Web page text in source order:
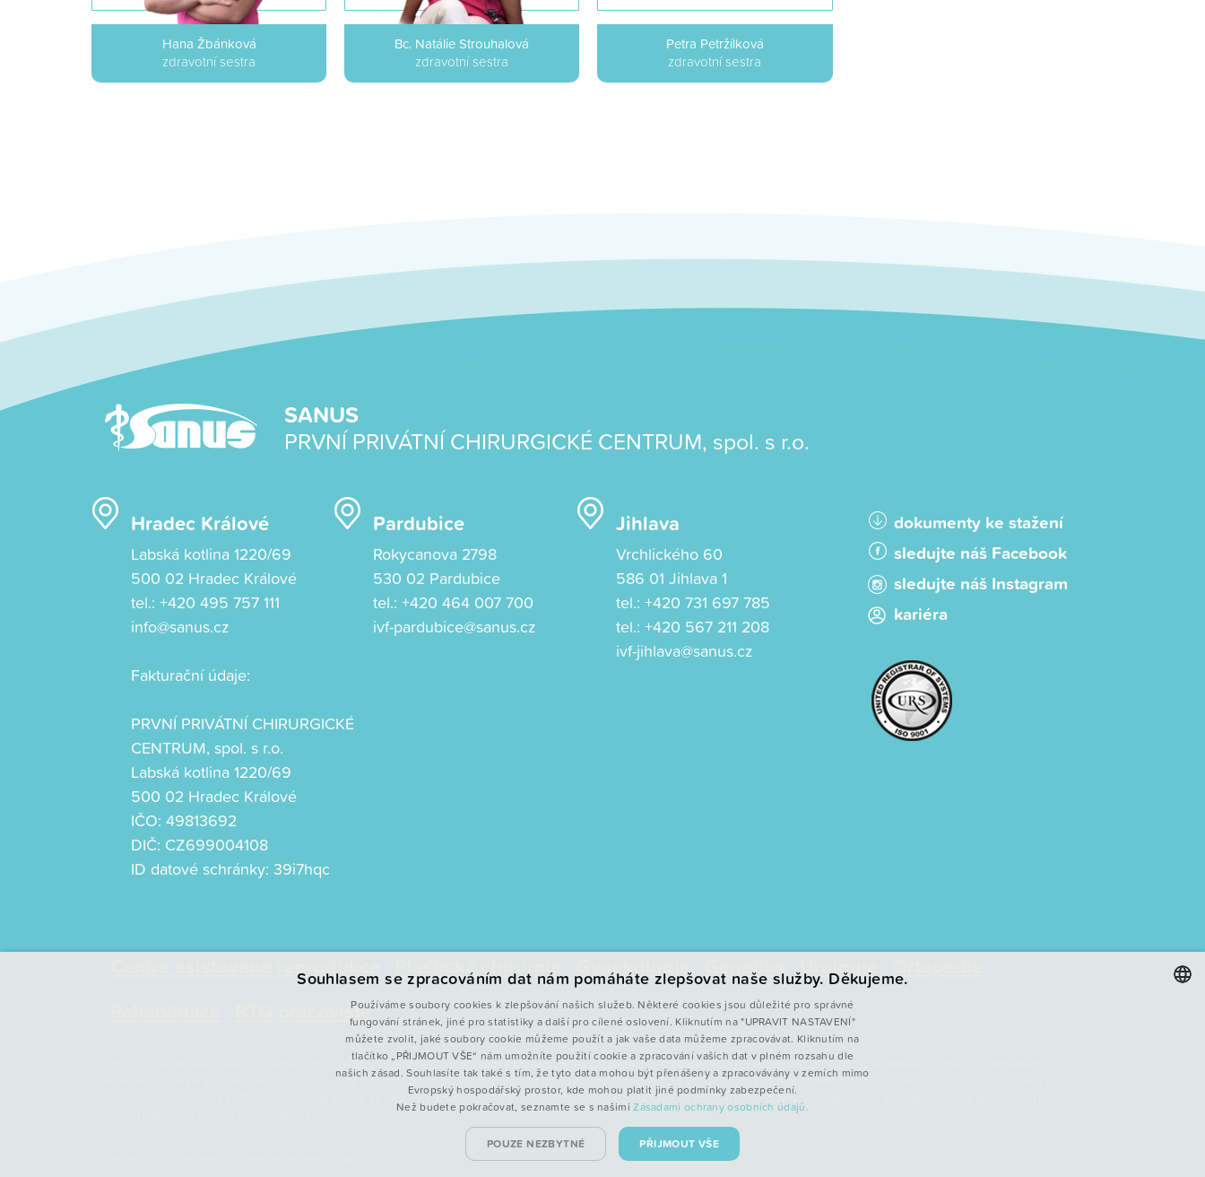
Hana Žbánková
zdravotní sestra
Bc. Natálie Strouhalová
zdravotní sestra
Petra Petržílková
zdravotní sestra
SANUS
PRVNÍ PRIVÁTNÍ CHIRURGICKÉ CENTRUM, spol. s r.o.
Hradec Králové
Labská kotlina 1220/69
500 02 Hradec Králové
tel.: +420 495 757 111
info@sanus.cz
Fakturační údaje:
PRVNÍ PRIVÁTNÍ CHIRURGICKÉ
CENTRUM, spol. s r.o.
Labská kotlina 1220/69
500 02 Hradec Králové
IČO: 49813692
DIČ: CZ699004108
ID datové schránky: 39i7hqc
Pardubice
Rokycanova 2798
530 02 Pardubice
tel.:+420 464 007 700
ivf-pardubice@sanus.cz
Jihlava
Vrchlického 60
586 01 Jihlava 1
tel.: +420 731 697 785
tel.: +420 567 211 208
ivf-jihlava@sanus.cz
dokumenty ke stažení
sledujte náš Facebook
sledujte náš Instagram
kariéra
Centra asistované reprodukce Plastická chirurgie Gynekologie Genetika Urologie
RTG pracoviště
Toto jsou internetové stránky společnosti První privátní chirurgické centrum spol. s r.o., se sídlem Labská kotlina 1220/69, Hradec Králové, PSČ 500 02, IČ: 49813692, zapsané v obchodním rejstříku
vedeném Krajským soudem v Hradci Králové, oddíl C, vložka 5023. Společnost přestala být s účinností ode dne 22.5.2021 členem koncernu SYNBIOL, a to na základě oznámení řídící osoby koncernu
– společnosti SynBiol, a.s., IČO 26014343. Ta sdělila, že existence koncernu není k danému datu nadále dána s tím, že osoby jí přímo či nepřímo ovládané již nebudou podléhat jednotnému řízení ve
Souhlasem se zpracováním dat nám pomáháte zlepšovat naše služby. Děkujeme.
Používáme soubory cookies k zlepšování našich služeb. Některé cookies jsou důležité pro správné
fungování stránek, jiné pro statistiky a další pro cílené oslovení. Kliknutím na "UPRAVIT NASTAVENÍ"
můžete zvolit, jaké soubory cookie můžeme použít a jak vaše data můžeme zpracovávat. Kliknutím na
tlačítko „PŘIJMOUT VŠE“ nám umožníte použití cookie a zpracování vašich dat v plném rozsahu dle
našich zásad. Souhlasíte tak také s tím, že tyto data mohou být přenášeny a zpracovávány v zemích mimo
Evropský hospodářský prostor, kde mohou platit jiné podmínky zabezpečení.
Než budete pokračovat, seznamte se s našimi Zásadami ochrany osobních údajů.
PŘIJMOUT VŠE
POUZE NEZBYTNÉ